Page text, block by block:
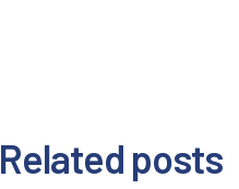
Related posts